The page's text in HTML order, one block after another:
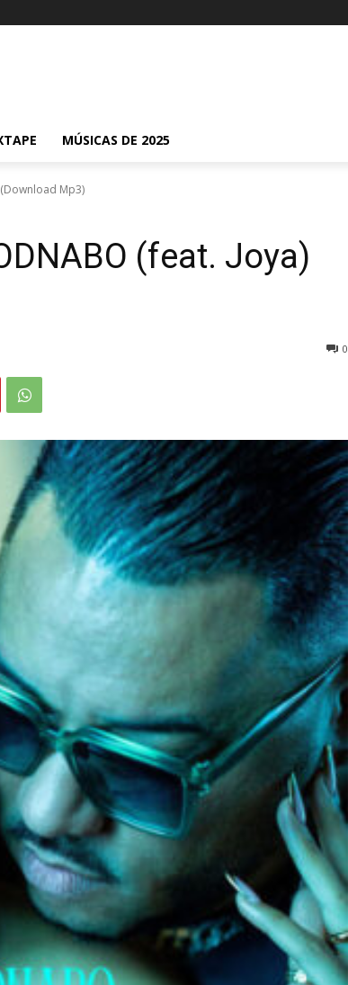
MÚSICAS DE 2025
Mp3)
(feat. Joya)
0